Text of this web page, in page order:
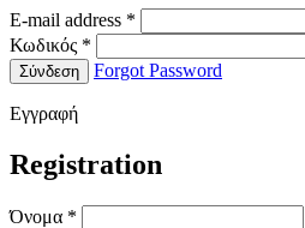
E-mail address *
Κωδικός *
Σύνδεση Forgot Password
Εγγραφή
Registration
Όνομα *